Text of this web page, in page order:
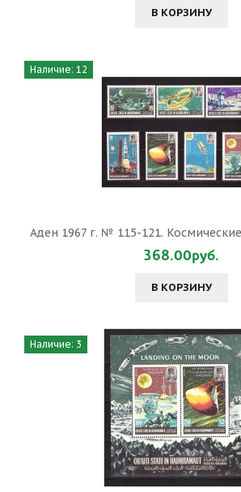
В КОРЗИНУ
Наличие: 12
Аден 1967 г. № 115-121.
368.00руб.
В КОРЗИНУ
Наличие: 3